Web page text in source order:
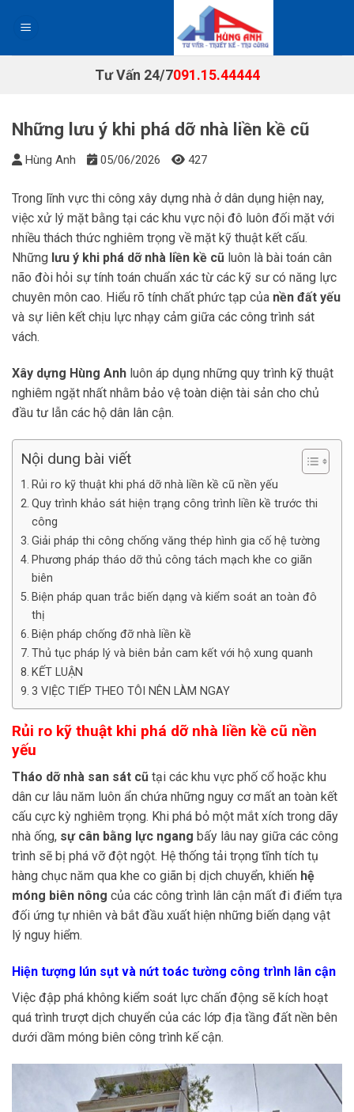
Tư Vấn 24/7091.15.44444
Những lưu ý khi phá dỡ nhà liền kề cũ
Hùng Anh 05/06/2026 427
Trong lĩnh vực thi công xây dựng nhà ở dân dụng hiện nay,
việc xử lý mặt bằng tại các khu vực nội đô luôn đối mặt với
nhiều thách thức nghiêm trọng về mặt kỹ thuật kết cấu.
Những lưu ý khi phá dỡ nhà liền kề cũ luôn là bài toán cân
não đòi hỏi sự tính toán chuẩn xác từ các kỹ sư có năng lực
chuyên môn cao. Hiểu rõ tính chất phức tạp của nền đất yếu
và sự liên kết chịu lực nhạy cảm giữa các công trình sát
vách.
Xây dựng Hùng Anh luôn áp dụng những quy trình kỹ thuật
nghiêm ngặt nhất nhằm bảo vệ toàn diện tài sản cho chủ
đầu tư lẫn các hộ dân lân cận.
Nội dung bài viết
Rủi ro kỹ thuật khi phá dỡ nhà liền kề cũ nền yếu
Quy trình khảo sát hiện trạng công trình liền kề trước thi
công
Giải pháp thi công chống văng thép hình gia cố hệ tường
Phương pháp tháo dỡ thủ công tách mạch khe co giãn
biên
Biện pháp quan trắc biến dạng và kiểm soát an toàn đô
thị
Biện pháp chống đỡ nhà liền kề
Thủ tục pháp lý và biên bản cam kết với hộ xung quanh
KẾT LUẬN
3 VIỆC TIẾP THEO TÔI NÊN LÀM NGAY
Rủi ro kỹ thuật khi phá dỡ nhà liền kề cũ nền
yếu
Tháo dỡ nhà san sát cũ tại các khu vực phố cổ hoặc khu
dân cư lâu năm luôn ẩn chứa những nguy cơ mất an toàn kết
cấu cực kỳ nghiêm trọng. Khi phá bỏ một mắt xích trong dãy
nhà ống, sự cân bằng lực ngang bấy lâu nay giữa các công
trình sẽ bị phá vỡ đột ngột. Hệ thống tải trọng tĩnh tích tụ
hàng chục năm qua khe co giãn bị dịch chuyển, khiến hệ
móng biên nông của các công trình lân cận mất đi điểm tựa
đối ứng tự nhiên và bắt đầu xuất hiện những biến dạng vật
lý nguy hiểm.
Hiện tượng lún sụt và nứt toác tường công trình lân cận
Việc đập phá không kiểm soát lực chấn động sẽ kích hoạt
quá trình trượt dịch chuyển của các lớp địa tầng đất nền bên
dưới dầm móng biên công trình kế cận.